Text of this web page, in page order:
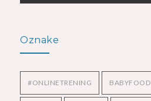
Oznake
#ONLINETRENING BABYFOOD